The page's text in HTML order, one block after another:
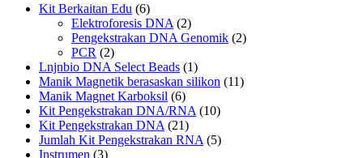
Kit Berkaitan Edu (6)
Elektroforesis DNA (2)
Pengekstrakan DNA Genomik (2)
PCR (2)
Lnjnbio DNA Select Beads (1)
Manik Magnetik berasaskan silikon (11)
Manik Magnet Karboksil (6)
Kit Pengekstrakan DNA/RNA (10)
Kit Pengekstrakan DNA (21)
Jumlah Kit Pengekstrakan RNA (5)
Instrumen (3)